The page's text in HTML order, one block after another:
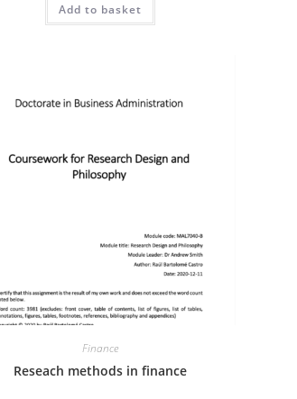
Add to basket
Finance
Reseach methods in finance